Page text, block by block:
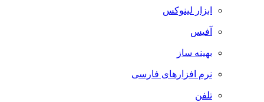
ابزار لینوکس
آفیس
بهینه ساز
نرم افزارهای فارسی
تلفن